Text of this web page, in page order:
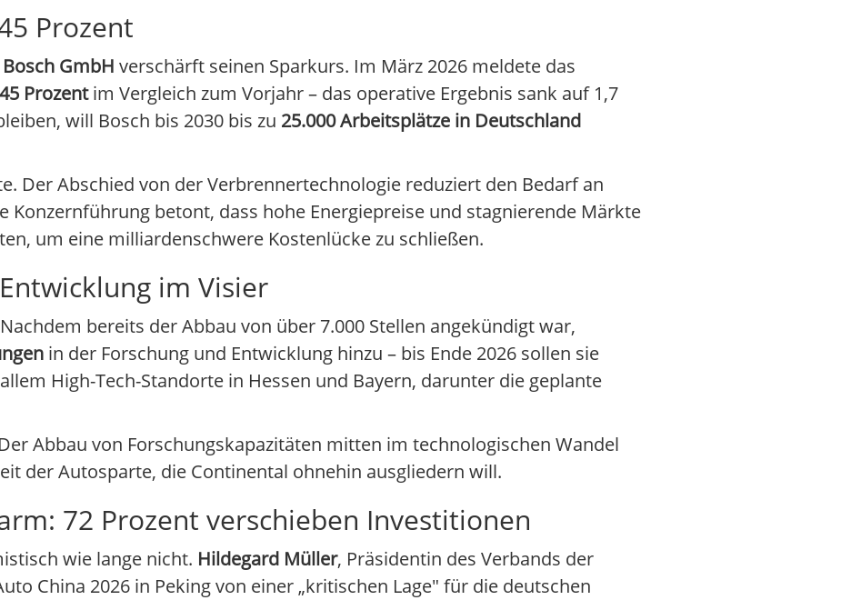
Prozent
GmbH verschärft seinen Sparkurs. Im März 2026 meldete das
45 Prozentim Vergleich zum Vorjahr – das operative Ergebnis sank auf 1,7
will Bosch bis 2030 bis zu 25.000 Arbeitsplätze in Deutschland
Der Abschied von der Verbrennertechnologie reduziert den Bedarf an
Konzernführung betont, dass hohe Energiepreise und stagnierende Märkte
um eine milliardenschwere Kostenlücke zu schließen.
im Visier
bereits der Abbau von über 7.000 Stellen angekündigt war,
in der Forschung und Entwicklung hinzu – bis Ende 2026 sollen sie
High-Tech-Standorte in Hessen und Bayern, darunter die geplante
Abbau von Forschungskapazitäten mitten im technologischen Wandel
der Autosparte, die Continental ohnehin ausgliedern will.
72 Prozent verschieben Investitionen
wie lange nicht. Hildegard Müller, Präsidentin des Verbands der
China 2026 in Peking von einer „kritischen Lage" für die deutschen